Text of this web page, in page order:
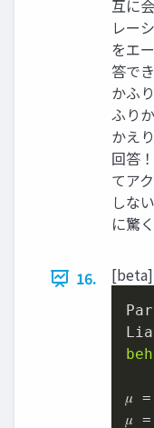
互に
レー
をエ
答で
かふ
ふり
かえ
回答
てア
しな
に驚
16. [beta]
𝜇 =
𝜇 =